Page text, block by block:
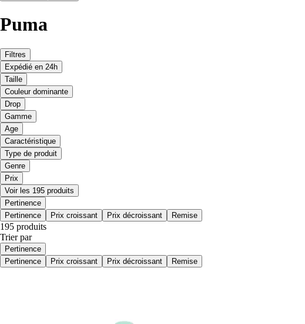
Puma
Filtres
Expédié en 24h
Taille
Couleur dominante
Drop
Gamme
Age
Caractéristique
Type de produit
Genre
Prix
Voir les 195 produits
Pertinence
Pertinence
Prix croissant Prix décroissant Remise
195 produits
Trier par
Pertinence
Pertinence
Prix croissant Prix décroissant Remise